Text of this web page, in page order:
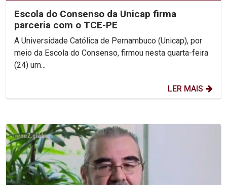
Escola do Consenso da Unicap firma
parceria com o TCE-PE
A Universidade Católica de Pernambuco (Unicap), por
meio da Escola do Consenso, firmou nesta quarta-feira
(24) um...
LER MAIS